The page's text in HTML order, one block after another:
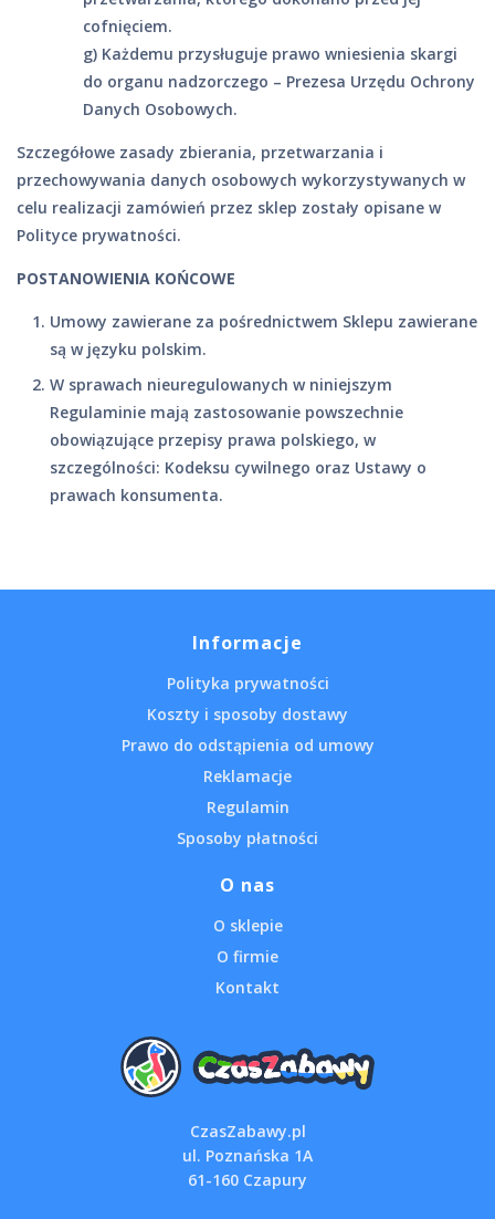
cofnięciem.
g) Każdemu przysługuje prawo wniesienia skargi
do organu nadzorczego – Prezesa Urzędu Ochrony
Danych Osobowych.
Szczegółowe zasady zbierania, przetwarzania i
przechowywania danych osobowych wykorzystywanych w
celu realizacji zamówień przez sklep zostały opisane w
Polityce prywatności.
POSTANOWIENIA KOŃCOWE
Umowy zawierane za pośrednictwem Sklepu zawierane
są w języku polskim.
W sprawach nieuregulowanych w niniejszym
Regulaminie mają zastosowanie powszechnie
obowiązujące przepisy prawa polskiego, w
szczególności: Kodeksu cywilnego oraz Ustawy o
prawach konsumenta.
Informacje
Polityka prywatności
Koszty i sposoby dostawy
Prawo do odstąpienia od umowy
Reklamacje
Regulamin
Sposoby płatności
O nas
O sklepie
O firmie
Kontakt
CzasZabawy.pl
ul. Poznańska 1A
61-160 Czapury